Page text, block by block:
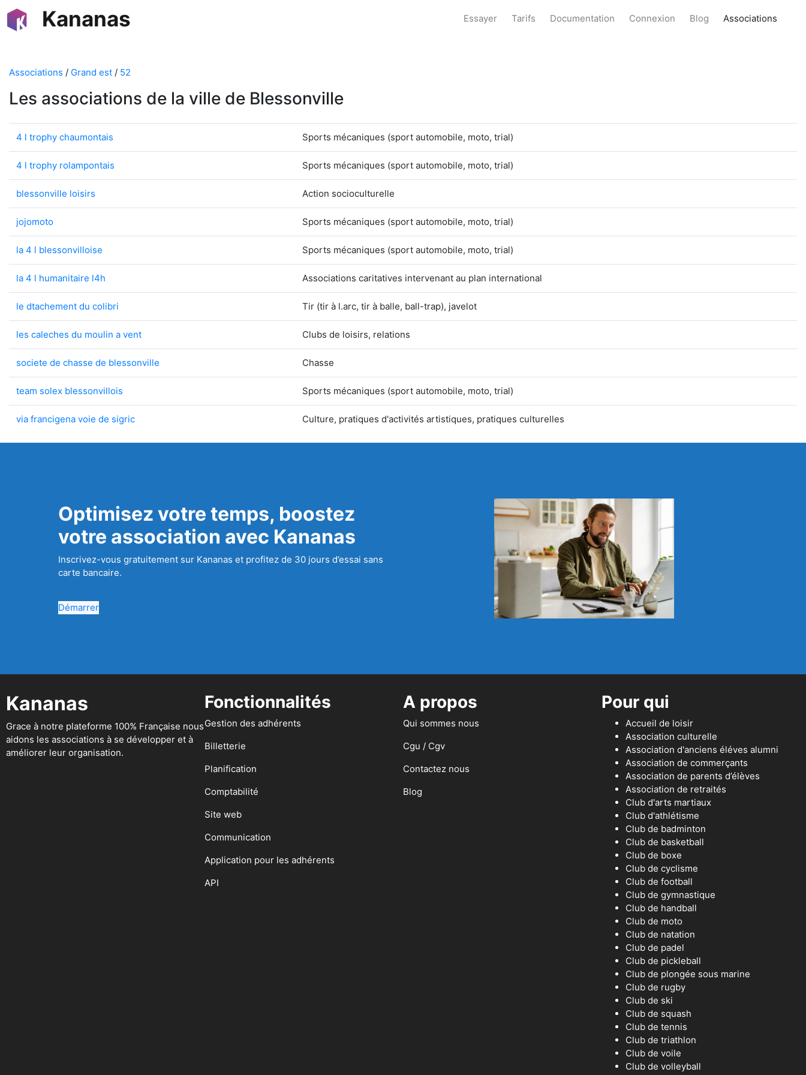
Kananas Essayer Tarifs Documentation Connexion Blog Associations
Associations / Grand est / 52
Les associations de la ville de Blessonville
4 l trophy chaumontais Sports mécaniques (sport automobile, moto, trial)
4 l trophy rolampontais Sports mécaniques (sport automobile, moto, trial)
blessonville loisirs Action socioculturelle
jojomoto Sports mécaniques (sport automobile, moto, trial)
la 4 l blessonvilloise Sports mécaniques (sport automobile, moto, trial)
la 4 l humanitaire l4h Associations caritatives intervenant au plan international
le dtachement du colibri Tir (tir à l.arc, tir à balle, ball-trap), javelot
les caleches du moulin a vent Clubs de loisirs, relations
societe de chasse de blessonville Chasse
team solex blessonvillois Sports mécaniques (sport automobile, moto, trial)
via francigena voie de sigric Culture, pratiques d'activités artistiques, pratiques culturelles
Optimisez votre temps, boostez
votre association avec Kananas
Inscrivez-vous gratuitement sur Kananas et profitez de 30 jours d’essai sans
carte bancaire.
Démarrer
Kananas
Grace à notre plateforme 100% Française nous
aidons les associations à se développer et à
améliorer leur organisation.
Fonctionnalités
Gestion des adhérents
Billetterie
Planification
Comptabilité
Site web
Communication
Application pour les adhérents
API
A propos
Qui sommes nous
Cgu / Cgv
Contactez nous
Blog
Pour qui
Accueil de loisir
Association culturelle
Association d'anciens éléves alumni
Association de commerçants
Association de parents d’élèves
Association de retraités
Club d'arts martiaux
Club d'athlétisme
Club de badminton
Club de basketball
Club de boxe
Club de cyclisme
Club de football
Club de gymnastique
Club de handball
Club de moto
Club de natation
Club de padel
Club de pickleball
Club de plongée sous marine
Club de rugby
Club de ski
Club de squash
Club de tennis
Club de triathlon
Club de voile
Club de volleyball